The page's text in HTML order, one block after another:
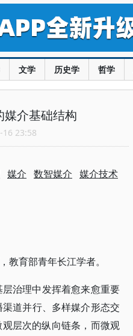
文学 历史学 哲学
媒介基础结构
16 23:58
媒介 数智媒介 媒介技术
教育部青年长江学者。
治理中发挥着愈来愈重要
道并行、多样媒介形态交
层次的纵向链条，而微观